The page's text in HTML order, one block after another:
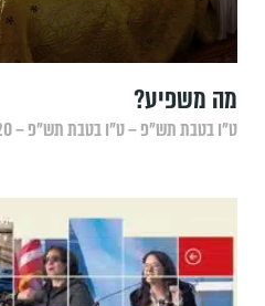
מה משפיע?
ט״ו בטבת תש״פ – ט״ו בטבת תש״פ – 12/01/2020